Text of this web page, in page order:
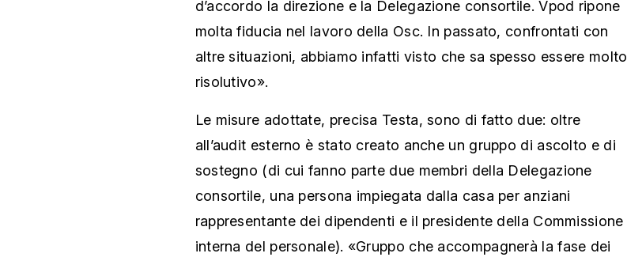
d’accordo la direzione e la Delegazione consortile. Vpod ripone
molta fiducia nel lavoro della Osc. In passato, confrontati con
altre situazioni, abbiamo infatti visto che sa spesso essere molto
risolutivo».
Le misure adottate, precisa Testa, sono di fatto due: oltre
all’audit esterno è stato creato anche un gruppo di ascolto e di
sostegno (di cui fanno parte due membri della Delegazione
consortile, una persona impiegata dalla casa per anziani
rappresentante dei dipendenti e il presidente della Commissione
interna del personale). «Gruppo che accompagnerà la fase dei